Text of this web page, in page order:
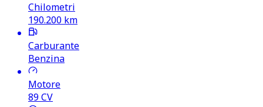
Chilometri
190.200 km
Carburante
Benzina
Motore
89CV